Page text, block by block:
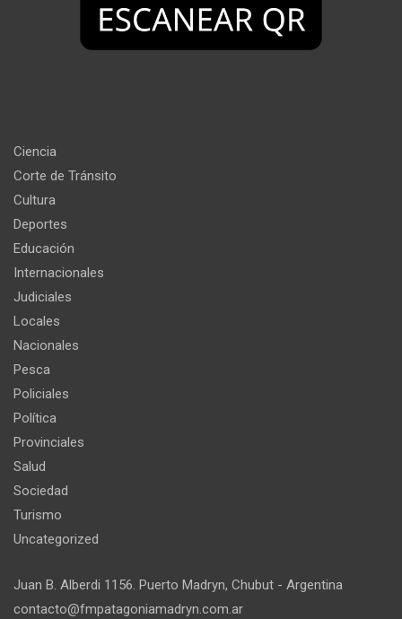
Ciencia
Corte de Tránsito
Cultura
Deportes
Educación
Internacionales
Judiciales
Locales
Nacionales
Pesca
Policiales
Política
Provinciales
Salud
Sociedad
Turismo
Uncategorized
Juan B. Alberdi 1156. Puerto Madryn, Chubut - Argentina
contacto@fmpatagoniamadryn.com.ar